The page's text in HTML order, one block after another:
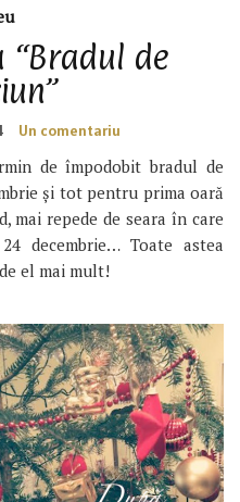
“Bradul de
Un comentariu
de împodobit bradul de
și tot pentru prima oară
mai repede de seara în care
decembrie… Toate astea
el mai mult!